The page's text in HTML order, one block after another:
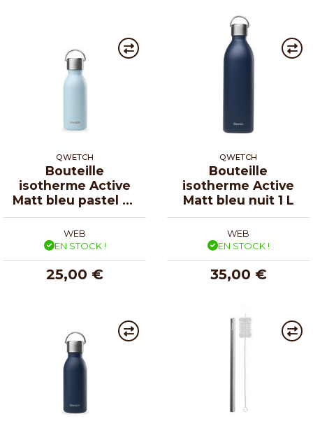
QWETCH
Bouteille
isotherme Active
Matt bleu pastel 35
cl
WEB
EN STOCK !
25,00 €
QWETCH
Bouteille
isotherme Active
Matt bleu nuit 1 L
WEB
EN STOCK !
35,00 €